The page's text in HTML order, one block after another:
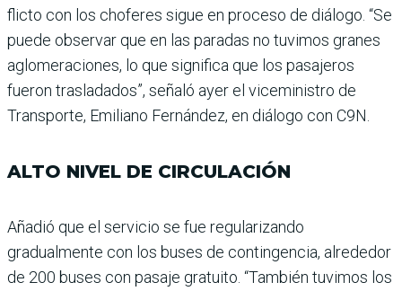
flicto con los choferes sigue en proceso de diálogo. “Se
puede observar que en las paradas no tuvimos granes
aglomeraciones, lo que signi­fica que los pasajeros
fueron trasladados”, señaló ayer el viceministro de
Transporte, Emiliano Fernández, en diá­logo con C9N.
ALTO NIVEL DE CIRCULACIÓN
Añadió que el servicio se fue regularizando
gradualmente con los buses de contingencia, alrededor
de 200 buses con pasaje gratuito. “También tuvimos los